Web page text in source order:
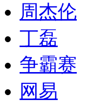
周杰伦
丁磊
争霸赛
网易